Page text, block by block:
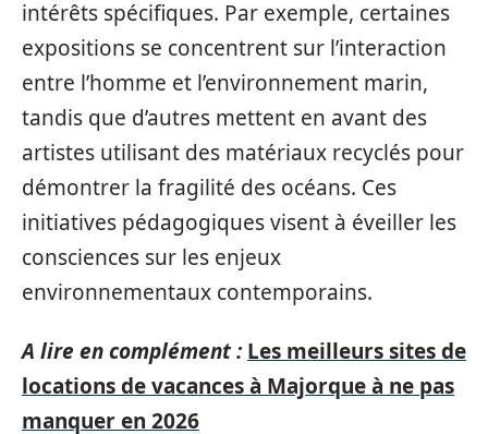
intérêts spécifiques. Par exemple, certaines
expositions se concentrent sur l’interaction
entre l’homme et l’environnement marin,
tandis que d’autres mettent en avant des
artistes utilisant des matériaux recyclés pour
démontrer la fragilité des océans. Ces
initiatives pédagogiques visent à éveiller les
consciences sur les enjeux
environnementaux contemporains.
A lire en complément : Les meilleurs sites de
locations de vacances à Majorque à ne pas
manquer en 2026